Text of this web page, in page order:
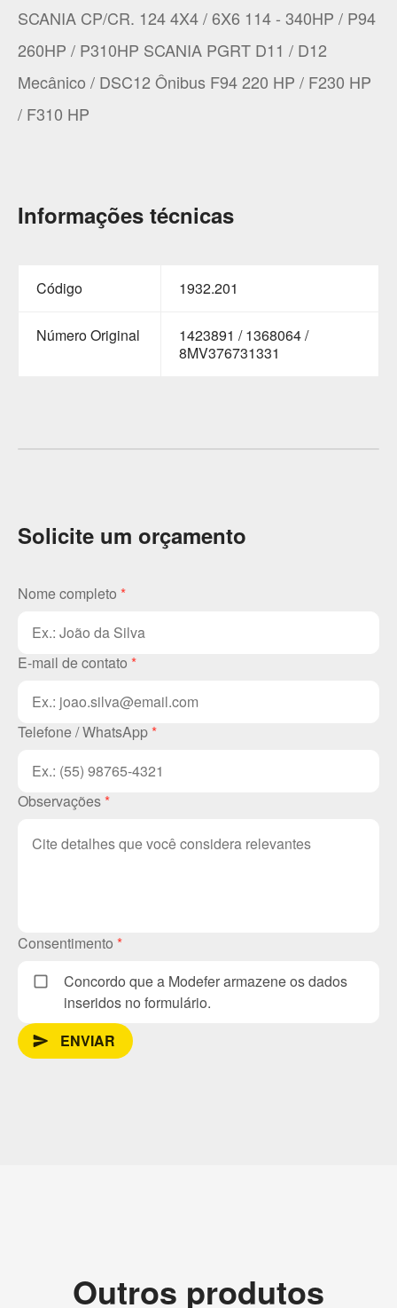
SCANIA CP/CR. 124 4X4 / 6X6 114 - 340HP / P94
260HP / P310HP SCANIA PGRT D11 / D12
Mecânico / DSC12 Ônibus F94 220 HP / F230 HP
/ F310 HP
Informações técnicas
Código 1932.201
Número Original
1423891 / 1368064 /
8MV376731331
Solicite um orçamento
Nome completo *
E-mail de contato *
Telefone / WhatsApp *
Observações *
Consentimento *
Concordo que a Modefer armazene os dados
inseridos no formulário.
send_messageENVIAR
Outros produtos